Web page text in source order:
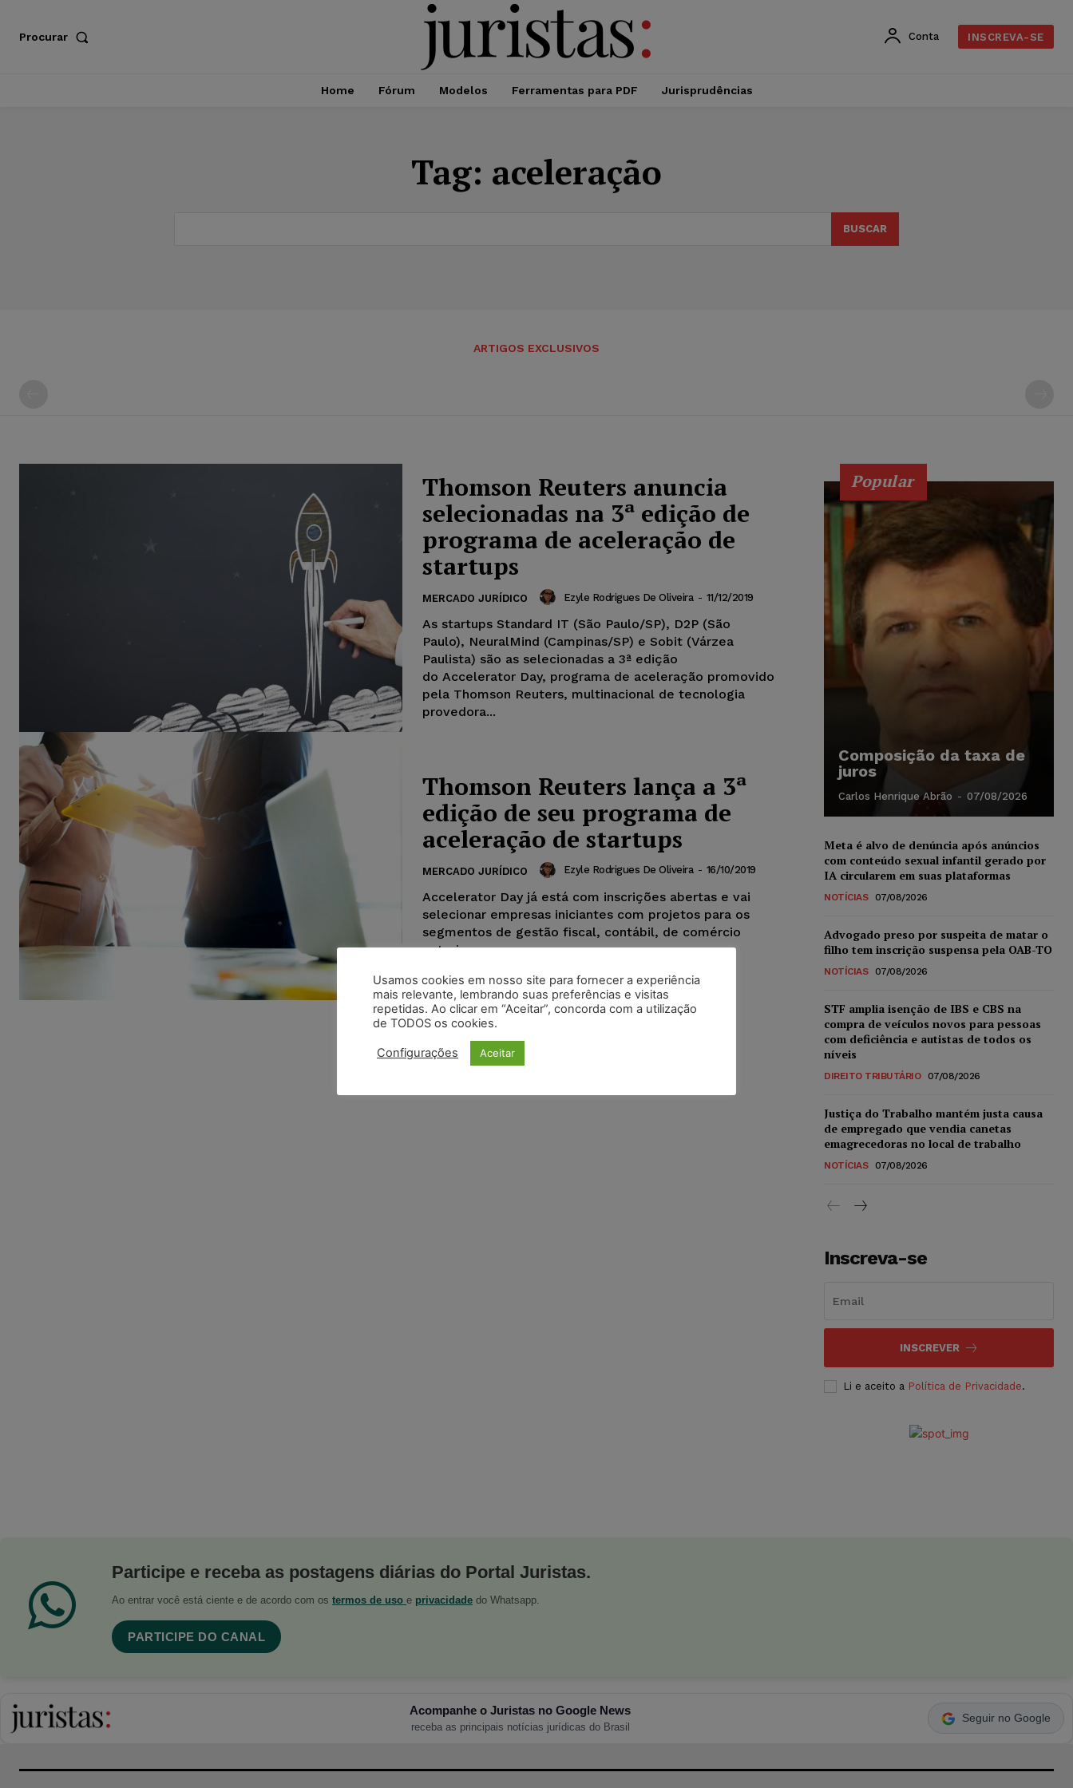
Procurar Conta INSCREVA-SE
Home Fórum Modelos Ferramentas para PDF Jurisprudências
Tag: aceleração
BUSCAR
ARTIGOS EXCLUSIVOS
Thomson Reuters anuncia
selecionadas na 3ª edição de
programa de aceleração de
startups
MERCADO JURÍDICO Ezyle Rodrigues De Oliveira - 11/12/2019
As startups Standard IT (São Paulo/SP), D2P (São
Paulo), NeuralMind (Campinas/SP) e Sobit (Várzea
Paulista) são as selecionadas a 3ª edição
do Accelerator Day, programa de aceleração promovido
pela Thomson Reuters, multinacional de tecnologia
provedora...
Thomson Reuters lança a 3ª
edição de seu programa de
aceleração de startups
MERCADO JURÍDICO Ezyle Rodrigues De Oliveira - 16/10/2019
Accelerator Day já está com inscrições abertas e vai
selecionar empresas iniciantes com projetos para os
segmentos de gestão fiscal, contábil, de comércio
exterior...
Popular
Composição da taxa de
juros
Carlos Henrique Abrão - 07/08/2026
Meta é alvo de denúncia após anúncios
com conteúdo sexual infantil gerado por
IA circularem em suas plataformas
NOTÍCIAS 07/08/2026
Advogado preso por suspeita de matar o
filho tem inscrição suspensa pela OAB-TO
NOTÍCIAS 07/08/2026
STF amplia isenção de IBS e CBS na
compra de veículos novos para pessoas
com deficiência e autistas de todos os
níveis
DIREITO TRIBUTÁRIO 07/08/2026
Justiça do Trabalho mantém justa causa
de empregado que vendia canetas
emagrecedoras no local de trabalho
NOTÍCIAS 07/08/2026
Inscreva-se
INSCREVER
Li e aceito a Política de Privacidade.
Participe e receba as postagens diárias do Portal Juristas.
Ao entrar você está ciente e de acordo com os termos de uso e privacidade do Whatsapp.
PARTICIPE DO CANAL
Acompanhe o Juristas no Google News
receba as principais notícias jurídicas do Brasil
Seguir no Google
Usamos cookies em nosso site para fornecer a experiência
mais relevante, lembrando suas preferências e visitas
repetidas. Ao clicar em “Aceitar”, concorda com a utilização
de TODOS os cookies.
Configurações Aceitar